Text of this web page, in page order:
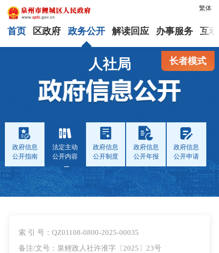
繁体
首页 区政府 政务公开 解读回应 办事服务 互
长者模式
人社局
政府信息
公开指南
法定主动
公开内容
政府信息
公开制度
政府信息
公开年报
政府信息
公开申请
索 引 号：QZ01108-0800-2025-00035
备注/文号：泉鲤政人社许准字〔2025〕23号